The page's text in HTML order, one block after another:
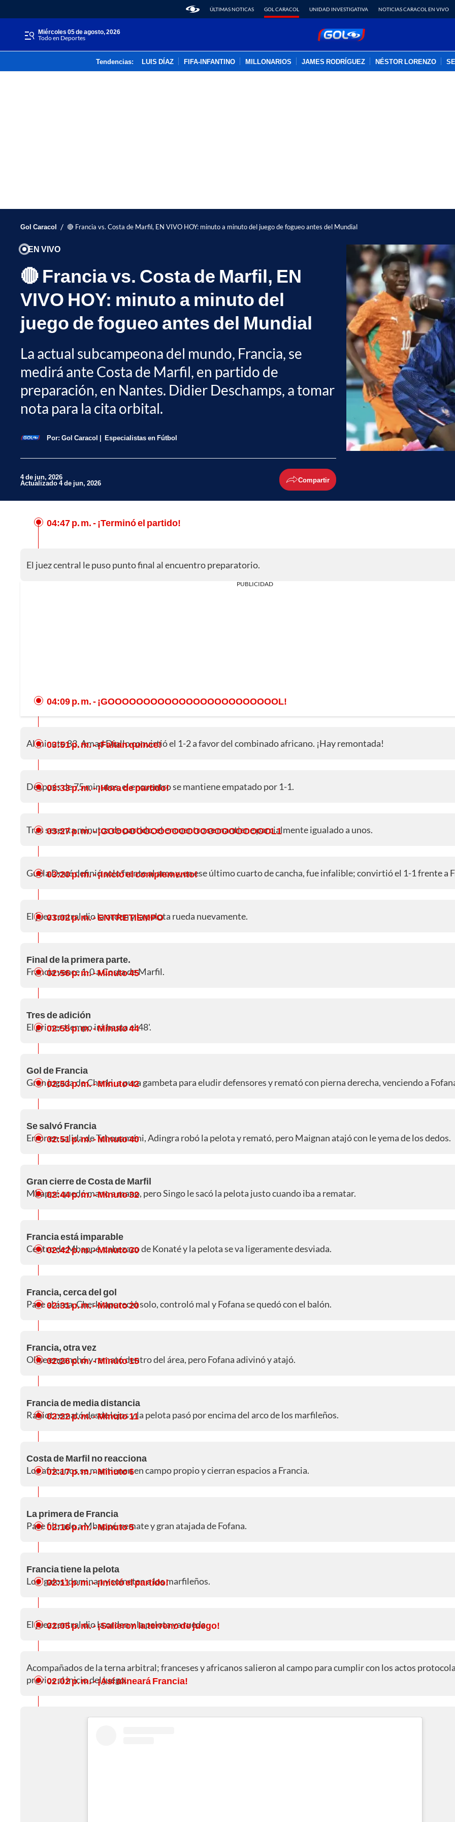
ÚLTIMAS NOTICAS GOL CARACOL UNIDAD INVESTIGATIVA NOTICIAS CARACOL EN VIVO
miércoles 05 de agosto, 2026
Todo en Deportes
Tendencias: LUIS DÍAZ FIFA-INFANTINO MILLONARIOS JAMES RODRÍGUEZ NÉSTOR LORENZO
Gol Caracol / 🔴 Francia vs. Costa de Marfil, EN VIVO HOY: minuto a minuto del juego de fogueo antes del Mundial
EN VIVO
🔴 Francia vs. Costa de Marfil, EN
VIVO HOY: minuto a minuto del
juego de fogueo antes del Mundial
La actual subcampeona del mundo, Francia, se
medirá ante Costa de Marfil, en partido de
preparación, en Nantes. Didier Deschamps, a tomar
nota para la cita orbital.
Por: Gol Caracol Especialistas en Fútbol
4 de jun, 2026
Actualizado 4 de jun, 2026 Compartir
Whatsapp
04:47 p. m.- ¡Terminó el partido!
El juez central le puso punto final al encuentro preparatorio.
PUBLICIDAD
04:09 p. m.- ¡GOOOOOOOOOOOOOOOOOOOOOOOOL!
Al minuto 83, Amad Diallo convirtió el 1-2 a favor del combinado africano. ¡Hay remontada!
03:51 p. m.- ¡Faltan quince!
Después de 75 minutos, el encuentro se mantiene empatado por 1-1.
03:33 p. m.- ¡Hora de partido!
Tras sesenta minutos de partido, el encuentro se mantiene parcialmente igualado a unos.
03:27 p. m.- ¡GOOOOOOOOOOOOOOOOOOOOOOOL1
Guéla Doué definió solo frente al arco y, en ese último cuarto de cancha, fue infalible; convirtió el 1-1 frente a
03:20 p. m.- ¡Inició el complemento!
El juez central dio la orden y la pelota rueda nuevamente.
03:02 p. m.- ENTRETIEMPO
Final de la primera parte.
Francia vence 1-0 a Costa de Marfil.
02:56 p. m.- Minuto 45
Tres de adición
El primer tiempo irá hasta el 48'.
02:55 p. m.- Minuto 44
Gol de Francia
Gran jugada de Cherki, a pura gambeta para eludir defensores y remató con pierna derecha, venciendo a
02:53 p. m.- Minuto 42
Se salvó Francia
Error en salida de Tchouaméni, Adingra robó la pelota y remató, pero Maignan atajó con le yema de los dedos.
02:51 p. m.- Minuto 40
Gran cierre de Costa de Marfil
Mbappé quedó mano a mano, pero Singo le sacó la pelota justo cuando iba a rematar.
02:44 p. m.- Minuto 32
Francia está imparable
Centro de Mbappé, cabezazo de Konaté y la pelota se va ligeramente desviada.
02:42 p. m.- Minuto 30
Francia, cerca del gol
Pase al área, Cherki apareció solo, controló mal y Fofana se quedó con el balón.
02:31 p. m.- Minuto 20
Francia, otra vez
Olise enganchó y remató dentro del área, pero Fofana adivinó y atajó.
02:26 p. m.- Minuto 15
Francia de media distancia
Rabiot remató desde lejos y la pelota pasó por encima del arco de los marfileños.
02:22 p. m.- Minuto 11
Costa de Marfil no reacciona
Los africanos se mantienen en campo propio y cierran espacios a Francia.
02:17 p. m.- Minuto 6
La primera de Francia
Pase filtrado a Mbappé, remate y gran atajada de Fofana.
02:16 p. m.- Minuto 5
Francia tiene la pelota
Los 'galos' dominan y someten a los marfileños.
02:11 p. m.- ¡Inició el partido!
El juez central dio la orden y la pelota ya rueda.
02:05 p. m.- ¡Salieron la terreno de juego!
Acompañados de la terna arbitral; franceses y africanos salieron al campo para cumplir con los actos
previos al inicio del juego.
02:02 p. m.- ¡Así alineará Francia!